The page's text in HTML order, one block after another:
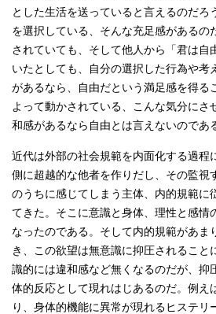
とした生活を送っていると言えるのだろ
を選択している、そんな充足感があるの
されていても、そして他人から「君は自
いたとしても、自分の選択した行為や考
があるなら、自由だという満足感を得る
よって動かされている、こんな気分にさ
和感があるなら自由とは言えないのであ
近代は外部の社会規範を内面化する過程
側に超越的な他者を作りだし、その監視
のうちに感じてしまう主体、内的規範に
てきた。そこに意識と身体、理性と感情
なったのである。そして内的規範があま
き、この欲望は無意識に抑圧されること
識的には違和感など無くなるのだが、抑
体的反応として現れはじあるのだ。例え
り、身体的機能に異常が現れるヒステリ